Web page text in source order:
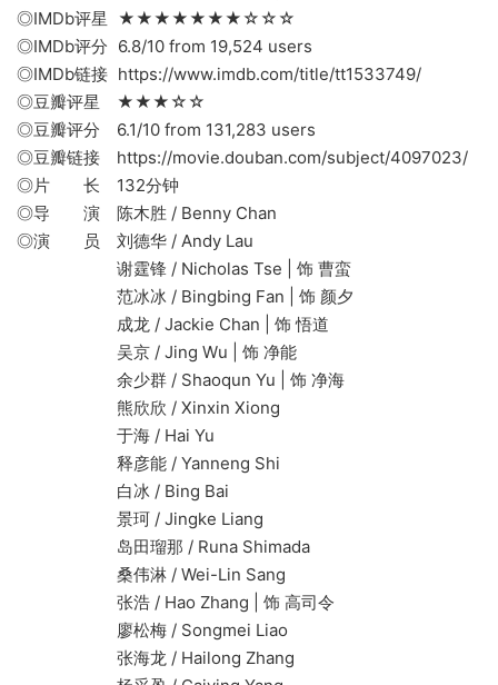
◎IMDb评星 ★★★★★★★☆☆☆
◎IMDb评分 6.8/10 from 19,524 users
◎IMDb链接 https://www.imdb.com/title/tt1533749/
◎豆瓣评星 ★★★☆☆
◎豆瓣评分 6.1/10 from 131,283 users
◎豆瓣链接 https://movie.douban.com/subject/4097023/
◎片 长 132分钟
◎导 演 陈木胜 / Benny Chan
◎演 员 刘德华 / Andy Lau
谢霆锋 / Nicholas Tse | 饰 曹蛮
范冰冰 / Bingbing Fan | 饰 颜夕
成龙 / Jackie Chan | 饰 悟道
吴京 / Jing Wu | 饰 净能
余少群 / Shaoqun Yu | 饰 净海
熊欣欣 / Xinxin Xiong
于海 / Hai Yu
释彦能 / Yanneng Shi
白冰 / Bing Bai
景珂 / Jingke Liang
岛田瑠那 / Runa Shimada
桑伟淋 / Wei-Lin Sang
张浩 / Hao Zhang | 饰 高司令
廖松梅 / Songmei Liao
张海龙 / Hailong Zhang